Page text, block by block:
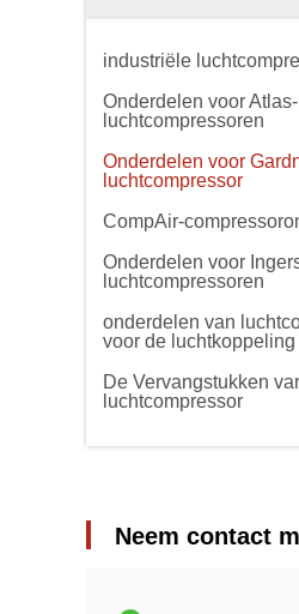
industriële
Onderdelen voor Atlas-
luchtcompressoren
Onderdelen voor
luchtcompressor
CompAir-
Onderdelen voor
luchtcompressoren
onderdelen van
voor de luchtkoppeling
De Vervangstukken
luchtcompressor
Neem contact